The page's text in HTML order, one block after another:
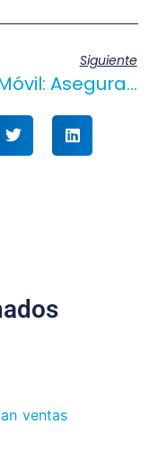
Siguiente
SEO Móvil: Asegura El Éxito De Tu Sitio En Dispositivos Móviles